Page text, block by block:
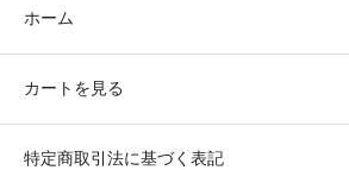
ホーム
カートを見る
特定商取引法に基づく表記